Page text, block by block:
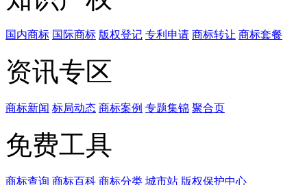
国内商标 国际商标 版权登记 专利申请 商标转让 商标套餐
资讯专区
商标新闻 标局动态 商标案例 专题集锦 聚合页
免费工具
商标查询 商标百科 商标分类 城市站 版权保护中心